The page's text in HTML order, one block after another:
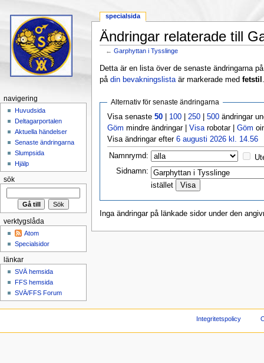
Ändringar relaterade till
←Garphyttan i Tysslinge
Detta är en lista över de senaste ändringarna
på din bevakningslistaär markerade med fetstil
Alternativ för senaste ändringarna
Visa senaste50 100 250 |500 ändringar
Göm mindre ändringar |Visa robotar |Göm
Visa ändringar efter6 augusti 2026 kl. 14.56
Namnrymd:
Sidnamn:
istället
Inga ändringar på länkade sidor under den
specialsida
navigering
Huvudsida
Deltagarportalen
Aktuella händelser
Senaste ändringarna
Slumpsida
Hjälp
sök
verktygslåda
Atom
Specialsidor
länkar
SVÄ hemsida
FFS hemsida
SVÄ/FFS Forum
Integritetspolicy